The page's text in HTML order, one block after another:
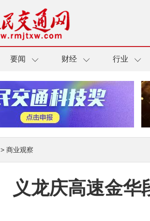
要闻 财经 行业
> 商业观察
义龙庆高速金